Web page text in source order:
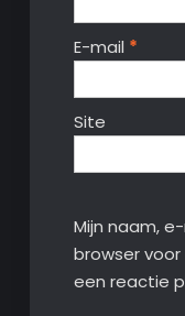
E-mail *
Site
Mijn naam,
browser
een reactie